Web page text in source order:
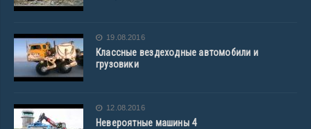
19.08.2016
Классные вездеходные автомобили и
грузовики
12.08.2016
Невероятные машины 4